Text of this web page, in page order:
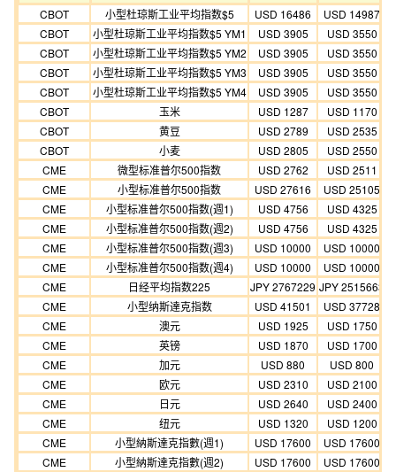
CBOT
小型杜琼斯工业平均指数$5 USD 16486
USD 14987
CBOT
小型杜琼斯工业平均指数$5 YM1 USD 3905
USD 3550
CBOT
小型杜琼斯工业平均指数$5 YM2 USD 3905
USD 3550
CBOT
小型杜琼斯工业平均指数$5 YM3 USD 3905
USD 3550
CBOT
小型杜琼斯工业平均指数$5 YM4 USD 3905
USD 3550
CBOT
玉米 USD 1287
USD 1170
CBOT
黄豆 USD 2789
USD 2535
CBOT
小麦 USD 2805
USD 2550
CME
微型标准普尔500指数 USD 2762
USD 2511
CME
小型标准普尔500指数 USD 27616
USD 25105
CME
小型标准普尔500指数(週1) USD 4756
USD 4325
CME
小型标准普尔500指数(週2) USD 4756
USD 4325
CME
小型标准普尔500指数(週3) USD 10000
USD 10000
CME
小型标准普尔500指数(週4) USD 10000
USD 10000
CME
日经平均指数225 JPY 2767229 JPY 2515663
CME
小型纳斯達克指数 USD 41501
USD 37728
CME
澳元 USD 1925
USD 1750
CME
英镑 USD 1870
USD 1700
CME
加元 USD 880
USD 800
CME
欧元 USD 2310
USD 2100
CME
日元 USD 2640
USD 2400
CME
纽元 USD 1320
USD 1200
CME
小型納斯達克指數(週1) USD 17600
USD 17600
CME
小型納斯達克指數(週2) USD 17600
USD 17600